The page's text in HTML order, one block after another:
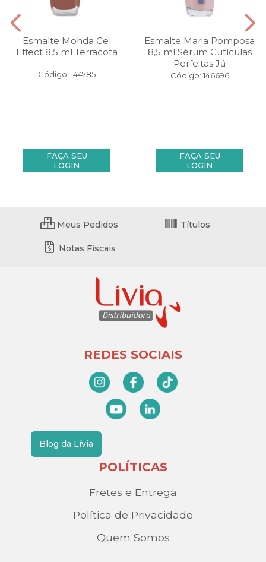
Esmalte Mohda Gel
Effect 8,5 ml Terracota
Código: 144785
FAÇA SEU
LOGIN
Esmalte Maria Pomposa
8,5 ml Sérum Cutículas
Perfeitas Já
Código: 146696
FAÇA SEU
LOGIN
Meus Pedidos Títulos
Notas Fiscais
REDES SOCIAIS
Blog da Lívia
POLÍTICAS
Fretes e Entrega
Política de Privacidade
Quem Somos